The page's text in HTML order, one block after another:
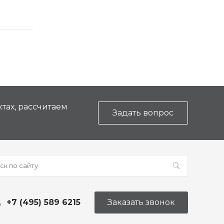
рассчитаем
Задать вопрос
+7 (495) 589 6215 Заказать звонок